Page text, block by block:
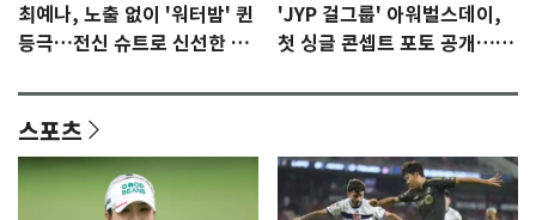
최예나, 노출 없이 '워터밤' 퀸
등극…전신 슈트로 신선한 충
'JYP 걸그룹' 아워벌스데이,
첫 싱글 콘셉트 포토 공개…청
스포츠